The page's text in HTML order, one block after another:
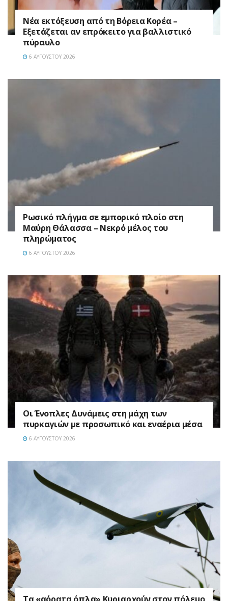
Νέα εκτόξευση από τη Βόρεια Κορέα –
Εξετάζεται αν επρόκειτο για βαλλιστικό
πύραυλο
6 ΑΥΓΟΎΣΤΟΥ 2026
Ρωσικό πλήγμα σε εμπορικό πλοίο στη
Μαύρη Θάλασσα – Νεκρό μέλος του
πληρώματος
6 ΑΥΓΟΎΣΤΟΥ 2026
Οι Ένοπλες Δυνάμεις στη μάχη των
πυρκαγιών με προσωπικό και εναέρια μέσα
6 ΑΥΓΟΎΣΤΟΥ 2026
Τα «αόρατα όπλα» Κυριαρχούν στον πόλεμο